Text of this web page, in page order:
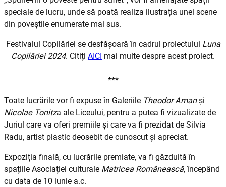
speciale de lucru, unde să poată realiza ilustrația unei scene
din poveștile enumerate mai sus.
Festivalul Copilăriei se desfășoară în cadrul proiectului Luna
Copilăriei 2024. Citiți AICI mai multe despre acest proiect.
***
Toate lucrările vor fi expuse în Galeriile Theodor Amanși
Nicolae Tonitza ale Liceului, pentru a putea fi vizualizate de
Juriul care va oferi premiile și care va fi prezidat de Silvia
Radu, artist plastic deosebit de cunoscut și apreciat.
Expoziția finală, cu lucrările premiate, va fi găzduită în
spațiile Asociației culturale Matricea Românească, începând
cu data de 10 iunie a.c.